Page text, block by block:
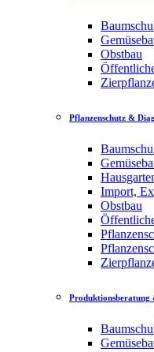
Obstbau
Pflanzenschutz &
Import,
Obstbau
Produktionsberatung